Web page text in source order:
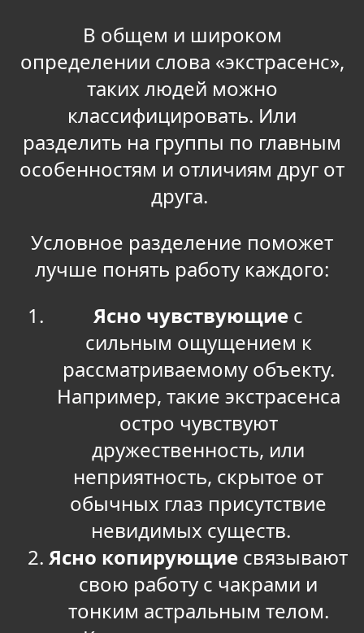
В общем и широком
определении слова «экстрасенс»,
таких людей можно
классифицировать. Или
разделить на группы по главным
особенностям и отличиям друг от
друга.
Условное разделение поможет
лучше понять работу каждого:
Ясно чувствующие с
сильным ощущением к
рассматриваемому объекту.
Например, такие экстрасенса
остро чувствуют
дружественность, или
неприятность, скрытое от
обычных глаз присутствие
невидимых существ.
Ясно копирующие связывают
свою работу с чакрами и
тонким астральным телом.